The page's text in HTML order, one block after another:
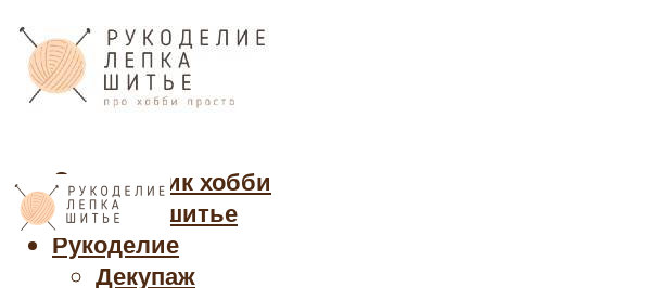
Cправочник хобби
Кройка и шитье
Рукоделие
Декупаж